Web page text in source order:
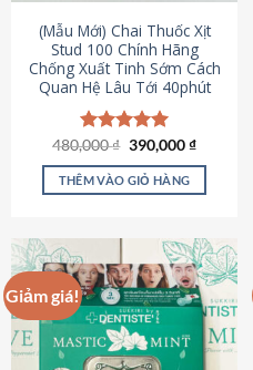
được
chọn
trên
trang
sản
phẩm
(Mẫu Mới) Chai Thuốc Xịt
Stud 100 Chính Hãng
Chống Xuất Tinh Sớm Cách
Quan Hệ Lâu Tới 40phút
Được xếp
hạng5.00
5 sao
480,000₫ Giá
là:
480,000 ₫.
390,000₫Giá
tại
THÊM VÀO GIỎ HÀNG
Giảm giá!